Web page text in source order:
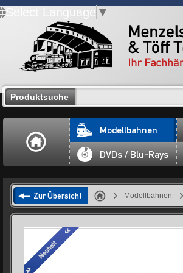
Select Language ▼
Produktsuche
Modellbahnen
DVDs / Blu-Rays
Zur Übersicht Modellbahnen